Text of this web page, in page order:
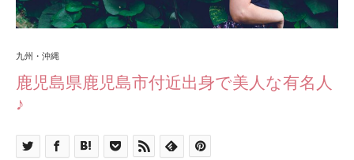
九州・沖縄
鹿児島県鹿児島市付近出身で美人な有名人
♪